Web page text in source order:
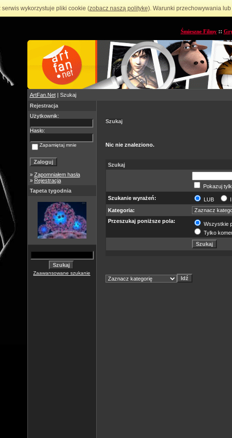
serwis wykorzystuje pliki cookie (zobacz naszą politykę). Warunki przechowywania
Śmieszne Filmy::
ArtFan.Net| Szukaj
Rejestracja
Użytkownik:
Hasło:
Zapamiętaj mnie
» Zapomniałem hasła
» Rejestracja
Tapeta tygodnia
Zaawansowane szukanie
Szukaj
Nic nie znaleziono.
Szukaj
Pokazuj
Szukanie wyrażeń:
LUB
I
Kategoria:
Przeszukaj poniższe pola:
Wszystkie
Tylko